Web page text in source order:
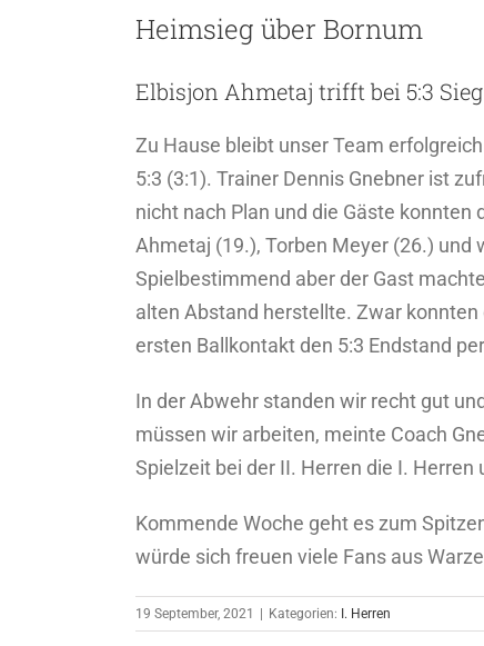
Heimsieg über Bornum
Elbisjon Ahmetaj trifft bei 5:3
Zu Hause bleibt unser Team
5:3 (3:1). Trainer Dennis Gnebner ist
nicht nach Plan und die Gäste konnten
Ahmetaj (19.), Torben Meyer (26.) und
Spielbestimmend aber der Gast
alten Abstand herstellte. Zwar
ersten Ballkontakt den 5:3 Endstand
In der Abwehr standen wir recht gut
müssen wir arbeiten, meinte Coach
Spielzeit bei der II. Herren die I. Herren
Kommende Woche geht es zum
würde sich freuen viele Fans aus
19 September, 2021 Kategorien: I. Herren